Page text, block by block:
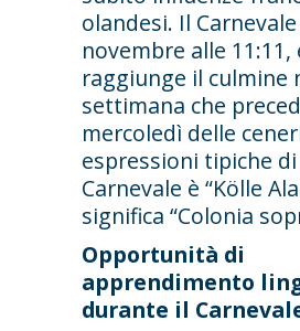
olandesi. Il Carnevale
novembre alle 11:11,
raggiunge il culmine
settimana che
mercoledì delle
espressioni tipiche
Carnevale è “Kölle
significa “Colonia
Opportunità di
apprendimento
durante il